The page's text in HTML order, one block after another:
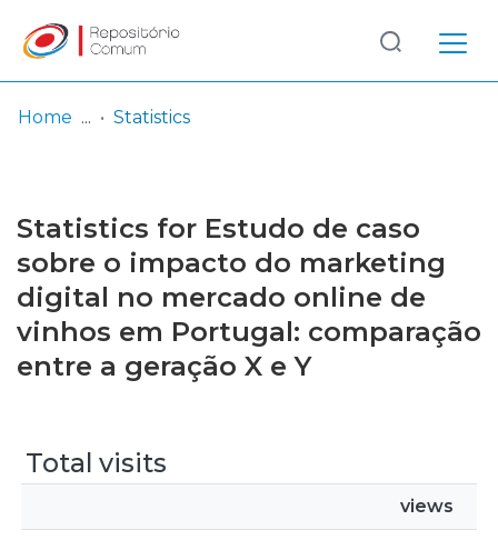
Browse repository
Entities
Log
In
(current)
Home Statistics
Statistics for Estudo de caso
sobre o impacto do marketing
digital no mercado online de
vinhos em Portugal: comparação
entre a geração X e Y
Total visits
views